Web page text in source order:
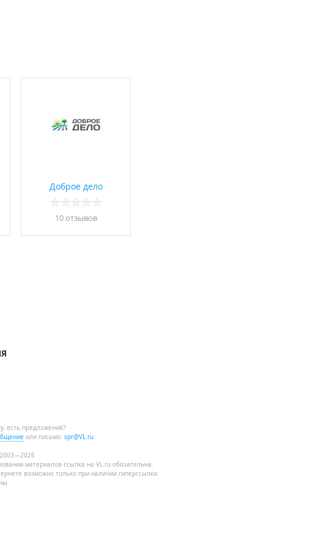
Доброе дело
10 отзывов
есть предложения?
или письмо: spr@VL.ru
материалов ссылка на VL.ru обязательна.
возможно только при наличии гиперссылки.